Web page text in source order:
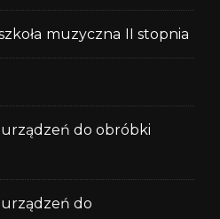
muzyczna II stopnia
do obróbki
do